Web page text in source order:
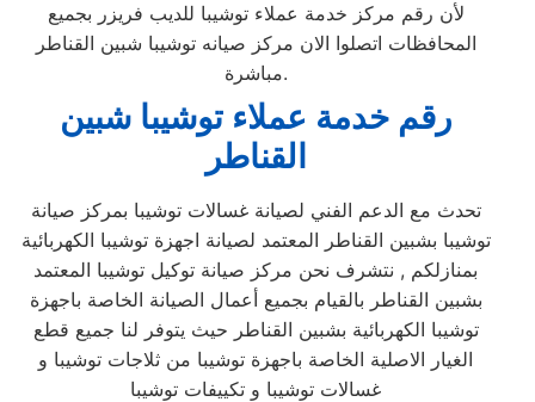
لأن رقم مركز خدمة عملاء توشيبا للديب فريزر بجميع
المحافظات اتصلوا الان مركز صيانه توشيبا شبين القناطر
مباشرة.
رقم خدمة عملاء توشيبا شبين
القناطر
تحدث مع الدعم الفني لصيانة غسالات توشيبا بمركز صيانة
توشيبا بشبين القناطر المعتمد لصيانة اجهزة توشيبا الكهربائية
بمنازلكم , نتشرف نحن مركز صيانة توكيل توشيبا المعتمد
بشبين القناطر بالقيام بجميع أعمال الصيانة الخاصة باجهزة
توشيبا الكهربائية بشبين القناطر حيث يتوفر لنا جميع قطع
الغيار الاصلية الخاصة باجهزة توشيبا من ثلاجات توشيبا و
غسالات توشيبا و تكييفات توشيبا